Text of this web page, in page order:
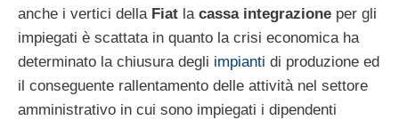
anche i vertici della Fiat la cassa integrazione per gli
impiegati è scattata in quanto la crisi economica ha
determinato la chiusura degli impianti di produzione ed
il conseguente rallentamento delle attività nel settore
amministrativo in cui sono impiegati i dipendenti